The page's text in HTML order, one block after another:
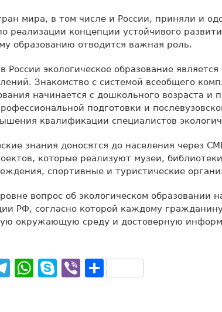
мира, в том числе и России, приняли и
реализации концепции устойчивого
образованию отводится важная роль.
России экологическое образование
Знакомство с системой всеобщего
начинается с дошкольного возраста и
подготовки и
квалификации специалистов
знания доносятся до населения через
которые реализуют музеи,
спортивные и туристические
вопрос об экологическом образовании
РФ, согласно которой каждому
окружающую среду и достоверную
Telegram
WhatsApp
Skype
ViberОтправить